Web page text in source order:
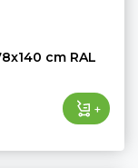
cm RAL
+